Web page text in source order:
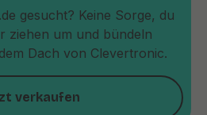
gesucht? Keine Sorge, du
ziehen um und bündeln
Dach von Clevertronic.
verkaufen